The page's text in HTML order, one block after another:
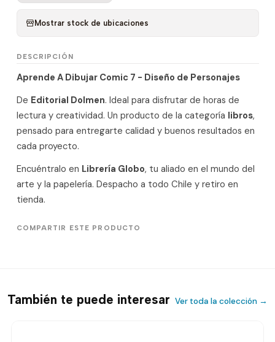
Mostrar stock de ubicaciones
DESCRIPCIÓN
Aprende A Dibujar Comic 7 - Diseño de Personajes
De Editorial Dolmen. Ideal para disfrutar de horas de
lectura y creatividad. Un producto de la categoría libros,
pensado para entregarte calidad y buenos resultados en
cada proyecto.
Encuéntralo en Librería Globo, tu aliado en el mundo del
arte y la papelería. Despacho a todo Chile y retiro en
tienda.
COMPARTIR ESTE PRODUCTO
También te puede interesar Ver toda la colección →